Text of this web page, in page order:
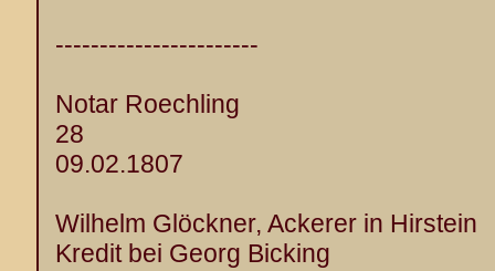
-----------------------
Notar Roechling
28
09.02.1807
Wilhelm Glöckner, Ackerer in Hirstein
Kredit bei Georg Bicking